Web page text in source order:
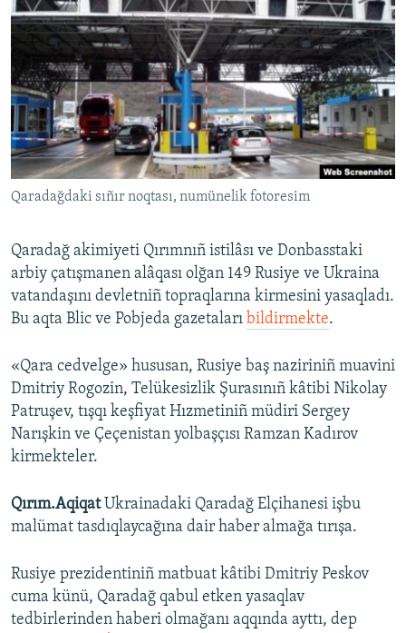
BLOGLAR
FİKİR
Русский
Українською
QOŞULIÑIZ!
RFE/RS bütün saytları
Qaradağdaki sıñır noqtası, numünelik fotoresim
Qaradağ akimiyeti Qırımnıñ istilâsı ve Donbasstaki
arbiy çatışmanen alâqası olğan 149 Rusiye ve Ukraina
vatandaşını devletniñ topraqlarına kirmesini yasaqladı.
Bu aqta Blic ve Pobjeda gazetaları bildirmekte.
«Qara cedvelge» hususan, Rusiye baş naziriniñ muavini
Dmitriy Rogozin, Telükesizlik Şurasınıñ kâtibi Nikolay
Patruşev, tışqı keşfiyat Hızmetiniñ müdiri Sergey
Narışkin ve Çeçenistan yolbaşçısı Ramzan Kadırov
kirmekteler.
Qırım.Aqiqat Ukrainadaki Qaradağ Elçihanesi işbu
malümat tasdıqlaycağına dair haber almağa tırışa.
Rusiye prezidentiniñ matbuat kâtibi Dmitriy Peskov
cuma künü, Qaradağ qabul etken yasaqlav
tedbirlerinden haberi olmağanı aqqında ayttı, dep